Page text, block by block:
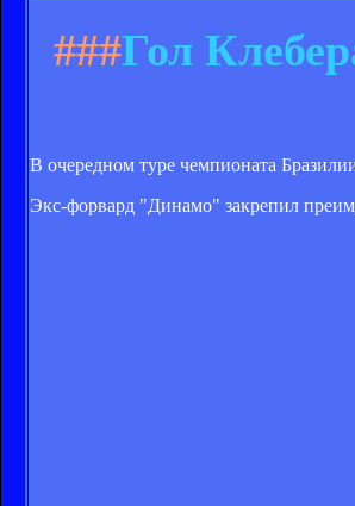
###Гол
В очередном туре чемпионата
Экс-форвард "Динамо" закрепил